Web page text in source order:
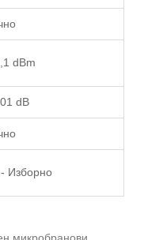
dBm
dB
Изборно